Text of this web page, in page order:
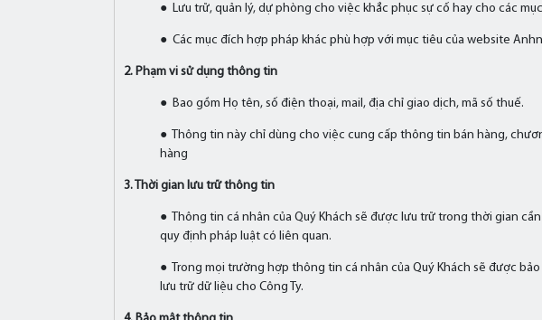
● Lưu trữ, quản lý, dự phòng cho việc khắc phục sự cố hay cho các
● Các mục đích hợp pháp khác phù hợp với mục tiêu của website
2. Phạm vi sử dụng thông tin
● Bao gồm Họ tên, số điện thoại, mail, địa chỉ giao dịch, mã số thuế.
● Thông tin này chỉ dùng cho việc cung cấp thông tin bán hàng,
hàng
3. Thời gian lưu trữ thông tin
● Thông tin cá nhân của Quý Khách sẽ được lưu trữ trong thời gian
quy định pháp luật có liên quan.
● Trong mọi trường hợp thông tin cá nhân của Quý Khách sẽ được
lưu trữ dữ liệu cho Công Ty.